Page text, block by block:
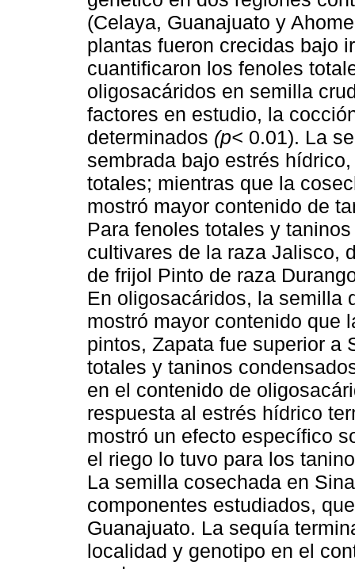
(Celaya, Guanajuato y
plantas fueron crecidas bajo
cuantificaron los fenoles
oligosacáridos en semilla
factores en estudio, la
determinados (p< 0.01). La
sembrada bajo estrés
totales; mientras que la
mostró mayor contenido de
Para fenoles totales y
cultivares de la raza Jalisco,
de frijol Pinto de raza
En oligosacáridos, la semilla
mostró mayor contenido que
pintos, Zapata fue superior a
totales y taninos
en el contenido de
respuesta al estrés hídrico
mostró un efecto específico
el riego lo tuvo para los
La semilla cosechada en
componentes estudiados,
Guanajuato. La sequía
localidad y genotipo en el